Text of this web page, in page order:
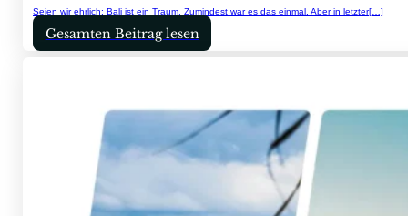
Seien wir ehrlich: Bali ist ein Traum. Zumindest war es das einmal. Aber in letzter[…]
Gesamten Beitrag lesen